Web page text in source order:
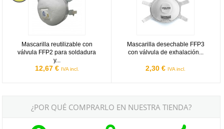
Mascarilla reutilizable con
válvula FFP2 para soldadura
y...
12,67 € IVA incl.
Mascarilla desechable FFP3
con válvula de exhalación...
2,30 € IVA incl.
¿POR QUÉ COMPRARLO EN NUESTRA TIENDA?